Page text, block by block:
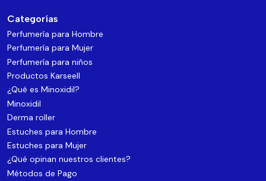
Categorías
Perfumería para Hombre
Perfumería para Mujer
Perfumería para niños
Productos Karseell
¿Qué es Minoxidil?
Minoxidil
Derma roller
Estuches para Hombre
Estuches para Mujer
¿Qué opinan nuestros clientes?
Métodos de Pago